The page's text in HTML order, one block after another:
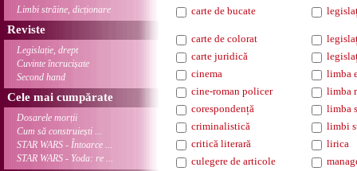
Limbi străine, dicționare
Reviste
Legislație, drept
Cuvinte încrucișate
Second hand
Cele mai cumpărate
Dosarele morții
Cum să construiești ...
STAR WARS - Întoarce ...
STAR WARS - Yoda: re ...
carte de bucate
carte de colorat
carte juridică
cinema
limba
cine-roman policer
limba
corespondență
limba
criminalistică
limbi
critică literară
lirica
culegere de articole